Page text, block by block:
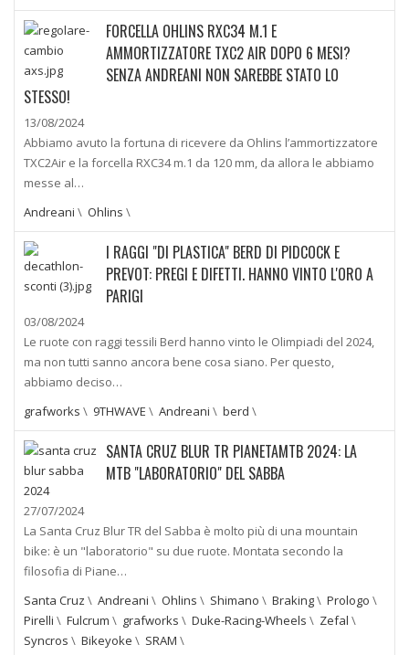
FORCELLA OHLINS RXC34 M.1 E
AMMORTIZZATORE TXC2 AIR DOPO 6 MESI?
SENZA ANDREANI NON SAREBBE STATO LO
STESSO!
13/08/2024
Abbiamo avuto la fortuna di ricevere da Ohlins l’ammortizzatore
TXC2Air e la forcella RXC34 m.1 da 120 mm, da allora le abbiamo
messe al…
Andreani \ Ohlins \
I RAGGI "DI PLASTICA" BERD DI PIDCOCK E
PREVOT: PREGI E DIFETTI. HANNO VINTO L'ORO A
PARIGI
03/08/2024
Le ruote con raggi tessili Berd hanno vinto le Olimpiadi del 2024,
ma non tutti sanno ancora bene cosa siano. Per questo,
abbiamo deciso…
grafworks \ 9THWAVE \ Andreani \ berd \
SANTA CRUZ BLUR TR PIANETAMTB 2024: LA
MTB "LABORATORIO" DEL SABBA
27/07/2024
La Santa Cruz Blur TR del Sabba è molto più di una mountain
bike: è un "laboratorio" su due ruote. Montata secondo la
filosofia di Piane…
Santa Cruz \ Andreani \ Ohlins \ Shimano \ Braking\ Prologo \
Pirelli \ Fulcrum \ grafworks \ Duke-Racing-Wheels \ Zefal \
Syncros \ Bikeyoke \ SRAM \